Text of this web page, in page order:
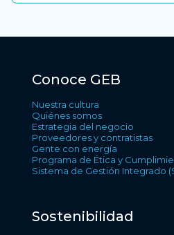
Conoce GEB
Nuestra cultura
Quiénes somos
Estrategia del negocio
Proveedores y contratistas
Gente con energía
Programa de Ética y
Sistema de Gestión Integrado
Sostenibilidad